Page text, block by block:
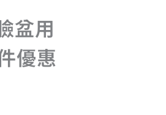
盆用
優惠